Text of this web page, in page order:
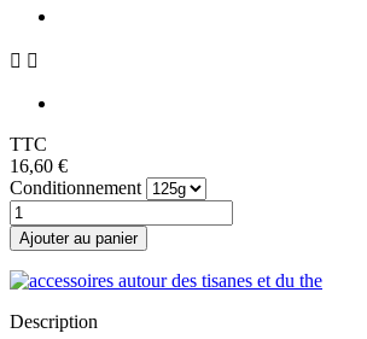
 
TTC
16,60 €
Conditionnement
Ajouter au panier
Description